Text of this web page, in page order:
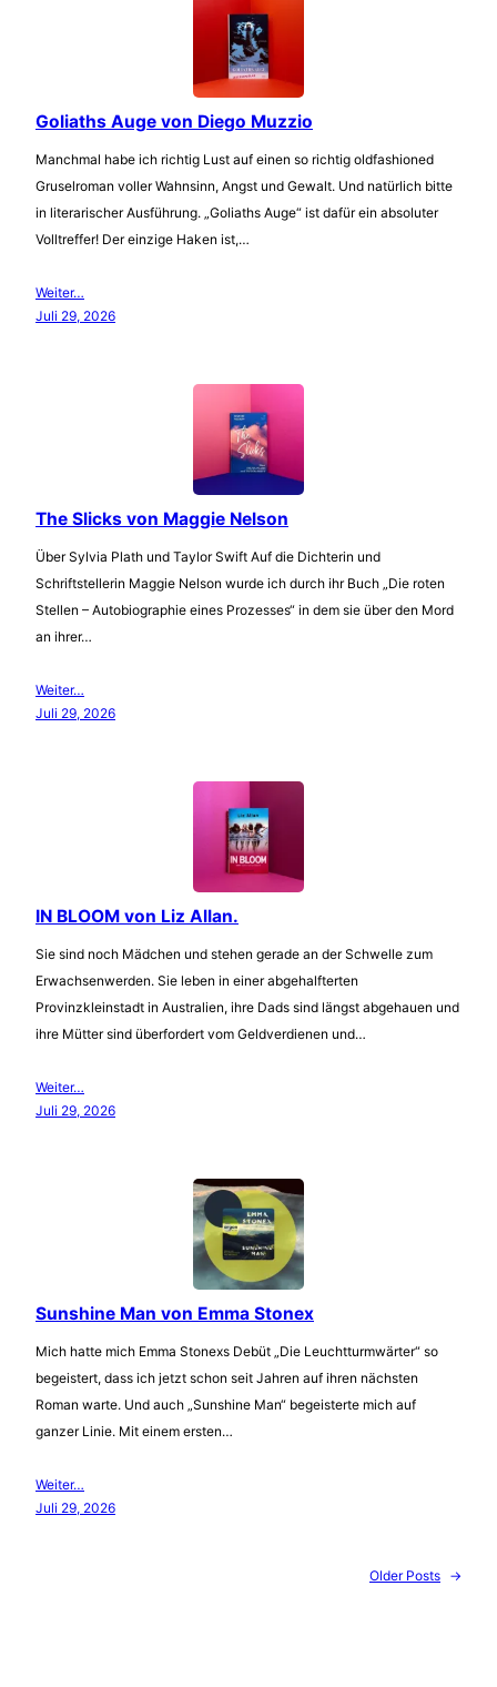
Goliaths Auge von Diego Muzzio
Manchmal habe ich richtig Lust auf einen so richtig oldfashioned
Gruselroman voller Wahnsinn, Angst und Gewalt. Und natürlich bitte
in literarischer Ausführung. „Goliaths Auge“ ist dafür ein absoluter
Volltreffer! Der einzige Haken ist,…
Weiter…
Juli 29, 2026
The Slicks von Maggie Nelson
Über Sylvia Plath und Taylor Swift Auf die Dichterin und
Schriftstellerin Maggie Nelson wurde ich durch ihr Buch „Die roten
Stellen – Autobiographie eines Prozesses“ in dem sie über den Mord
an ihrer…
Weiter…
Juli 29, 2026
IN BLOOM von Liz Allan.
Sie sind noch Mädchen und stehen gerade an der Schwelle zum
Erwachsenwerden. Sie leben in einer abgehalfterten
Provinzkleinstadt in Australien, ihre Dads sind längst abgehauen und
ihre Mütter sind überfordert vom Geldverdienen und…
Weiter…
Juli 29, 2026
Sunshine Man von Emma Stonex
Mich hatte mich Emma Stonexs Debüt „Die Leuchtturmwärter“ so
begeistert, dass ich jetzt schon seit Jahren auf ihren nächsten
Roman warte. Und auch „Sunshine Man“ begeisterte mich auf
ganzer Linie. Mit einem ersten…
Weiter…
Juli 29, 2026
Older Posts →